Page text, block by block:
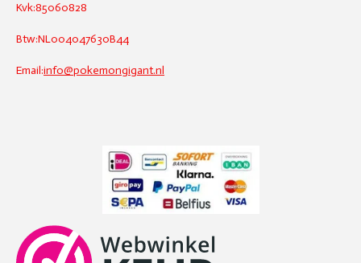
Kvk:85060828
Btw:NL004047630B44
Email:info@pokemongigant.nl